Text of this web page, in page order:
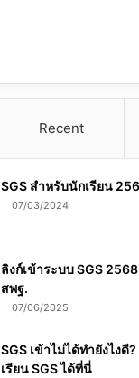
Recent
SGS สําหรับนักเรียน
07/03/2024
ลิงก์เข้าระบบ SGS
สพฐ.
07/06/2025
SGS เข้าไม่ได้ทำยังไงดี
เรียน SGS ได้ที่นี่